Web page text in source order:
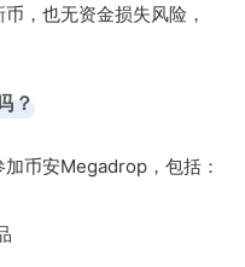
，也无资金损失风险，
？
币安Megadrop，包括：